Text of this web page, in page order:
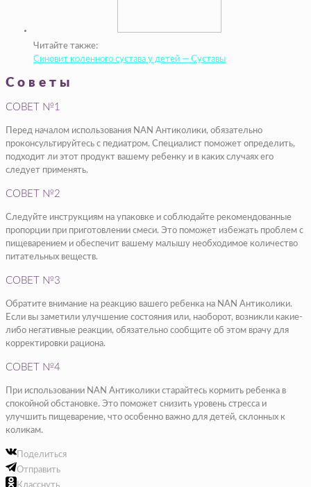
Читайте также:
Синовит коленного сустава у детей — Суставы
Советы
СОВЕТ №1
Перед началом использования NAN Антиколики, обязательно
проконсультируйтесь с педиатром. Специалист поможет определить,
подходит ли этот продукт вашему ребенку и в каких случаях его
следует применять.
СОВЕТ №2
Следуйте инструкциям на упаковке и соблюдайте рекомендованные
пропорции при приготовлении смеси. Это поможет избежать проблем с
пищеварением и обеспечит вашему малышу необходимое количество
питательных веществ.
СОВЕТ №3
Обратите внимание на реакцию вашего ребенка на NAN Антиколики.
Если вы заметили улучшение состояния или, наоборот, возникли какие-
либо негативные реакции, обязательно сообщите об этом врачу для
корректировки рациона.
СОВЕТ №4
При использовании NAN Антиколики старайтесь кормить ребенка в
спокойной обстановке. Это поможет снизить уровень стресса и
улучшить пищеварение, что особенно важно для детей, склонных к
коликам.
Поделиться
Отправить